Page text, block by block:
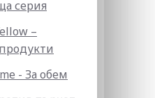
серия
–
- За обем